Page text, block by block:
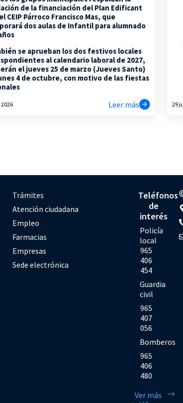
de la financiación del Plan Edificant
CEIP Párroco Francisco Mas, que
dos aulas de Infantil para alumnado
se aprueban los dos festivos locales
al calendario laboral de 2027,
el jueves 25 de marzo (Jueves Santo)
4 de octubre, con motivo de las fiestas
Leer más 29
Trámites
Atención ciudadana
Empleo
Farmacias
Empresas
Sede electrónica
Teléfonos
de
interés
Policía
local
965
406
454
Guardia
civil
965
407
056
Bomberos
965
406
480
Ver más